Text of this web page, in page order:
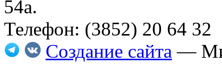
54а.
Телефон: (3852) 20 64 32
Создание сайта —